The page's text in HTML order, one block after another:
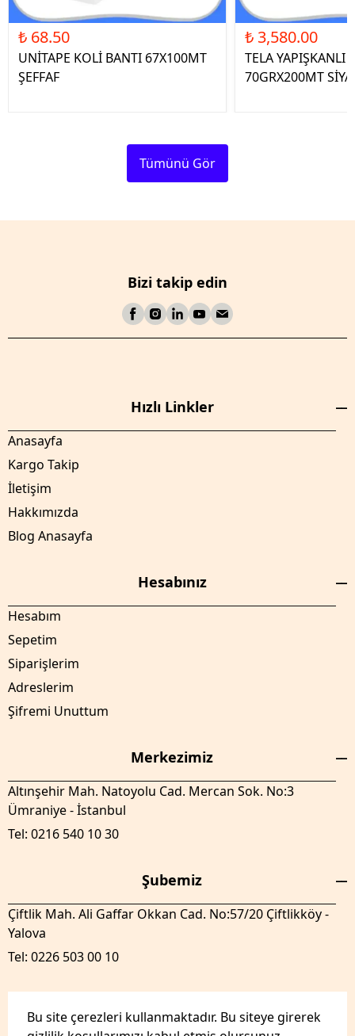
Bu site çerezleri kullanmaktadır. Bu siteye girerek
₺ 68.50
UNİTAPE KOLİ BANTI 67X100MT
ŞEFFAF
₺ 3,580.00
TELA YAPIŞKANLI
70GRX200MT
Tümünü Gör
Bizi takip edin
Hızlı Linkler
Anasayfa
Kargo Takip
İletişim
Hakkımızda
Blog Anasayfa
Hesabınız
Hesabım
Sepetim
Siparişlerim
Adreslerim
Şifremi Unuttum
Merkezimiz
Altınşehir Mah. Natoyolu Cad. Mercan Sok. No:3
Ümraniye - İstanbul
Tel: 0216 540 10 30
Şubemiz
Çiftlik Mah. Ali Gaffar Okkan Cad. No:57/20 Çiftlikköy -
Yalova
Tel: 0226 503 00 10